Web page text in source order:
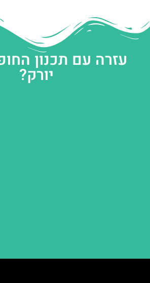
עזרה עם תכנון
יורק?